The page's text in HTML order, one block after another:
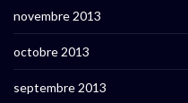
novembre 2013
octobre 2013
septembre 2013